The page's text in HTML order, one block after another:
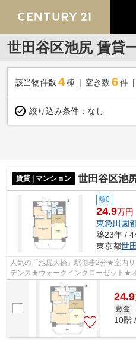
世田谷区池尻 賃貸
該当物件数 4棟 空き数 6 件
絞り込み条件： なし
賃貸 | マンション 世田谷区池
敷0
24.9万円
東急田園
築23年 /
東京都世
人気の「池尻大橋」駅徒歩2分★室内
デンス★ウォークインクローゼット★
出し可★
24.9
敷金
10階